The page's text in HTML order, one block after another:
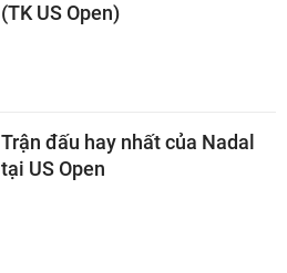
(TK US Open)
Trận đấu hay nhất của Nadal
tại US Open